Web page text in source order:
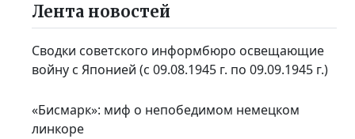
Лента новостей
Сводки советского информбюро освещающие
войну с Японией (с 09.08.1945 г. по 09.09.1945 г.)
«Бисмарк»: миф о непобедимом немецком
линкоре